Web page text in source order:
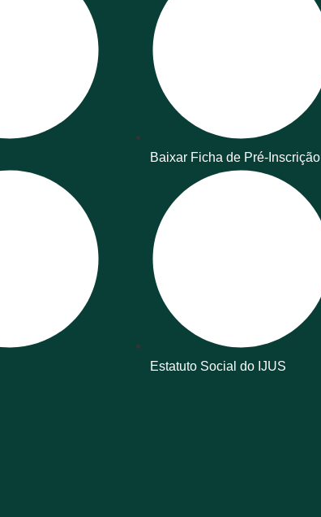
Baixar Ficha de Pré-Inscrição
Estatuto Social do IJUS